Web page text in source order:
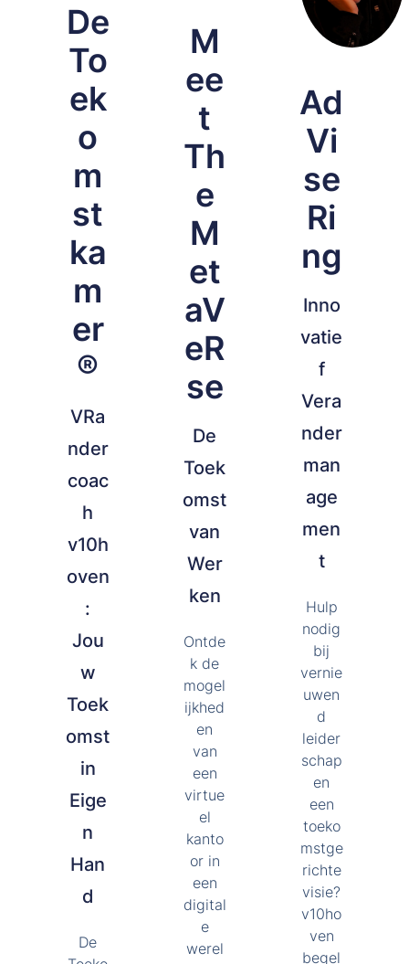
De
To
ek
o
m
st
ka
m
er
®
VRa
nder
coac
h
v10h
oven
:
Jou
w
Toek
omst
in
Eige
n
Han
d
De
M
ee
t
Th
e
M
et
aV
eR
se
De
Toek
omst
van
Wer
ken
Ontde
k de
mogel
ijkhed
en
van
een
virtue
el
kanto
or in
een
digital
e
werel
Ad
Vi
se
Ri
ng
Inno
vatie
f
Vera
nder
man
age
men
t
Hulp
nodig
bij
vernie
uwen
d
leider
schap
en
een
toeko
mstge
richte
visie?
v10ho
ven
begel